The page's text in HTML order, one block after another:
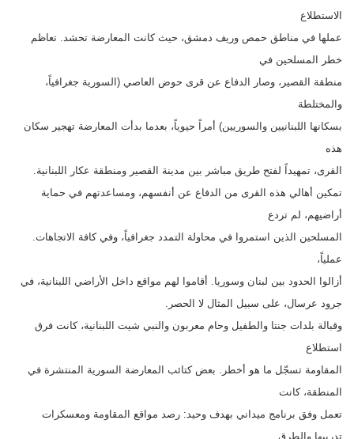
الاستطلاع
عملها في مناطق حمص وريف دمشق، حيث كانت المعارضة تحشد. تعاظم
خطر المسلحين في
منطقة القصير، وصار الدفاع عن قرى حوض العاصي (السورية جغرافياً،
والمختلطة
بسكانها اللبنانيين والسوريين) أمراً حيوياً، بعدما بدأت المعارضة تهجير سكان
هذه
القرى، تمهيداً لفتح طريق مباشر بين مدينة القصير ومنطقة عكار اللبنانية.
تمكين أهالي هذه القرى من الدفاع عن أنفسهم، ومساعدتهم في حماية
أراضيهم، لم تردع
المسلحين الذين استمروا في محاولة التمدد جغرافياً، وفي كافة الاتجاهات.
عملياً،
أزالوا الحدود بين لبنان وسوريا. أقاموا لهم مواقع داخل الأراضي اللبنانية، في
جرود عرسال، على سبيل المثال لا الحصر.
وقبالة بلدات جنتا والطفيل وحام معربون والنبي شيت اللبنانية، كانت فرق
استطلاع
المقاومة تسجّل ما هو أخطر. بعض كتائب المعارضة السورية المنتشرة في
المنطقة، كانت
تعمل وفق برنامج ميداني بهدف وحيد: رصد مواقع المقاومة ومعسكرات
تدريبها والطرق